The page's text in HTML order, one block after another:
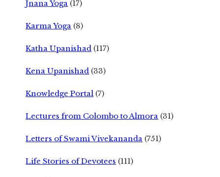
Jnana Yoga (17)
Karma Yoga (8)
Katha Upanishad (117)
Kena Upanishad (33)
Knowledge Portal (7)
Lectures from Colombo to Almora (31)
Letters of Swami Vivekananda (751)
Life Stories of Devotees (111)